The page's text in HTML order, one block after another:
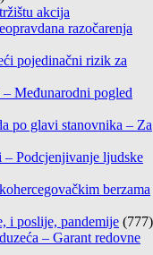
akcija
razočarenja
pojedinačni rizik za
Međunarodni pogled
po glavi stanovnika – Za
– Podcjenjivanje ljudske
berzama
i poslije, pandemije (777)
– Garant redovne